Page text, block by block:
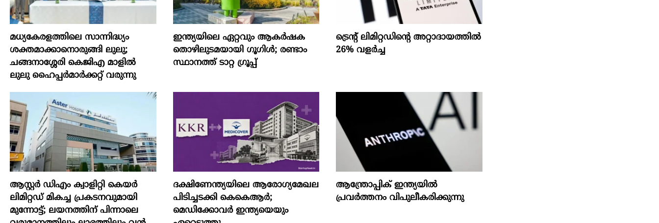
മധ്യകേരളത്തിലെ സാന്നിദ്ധ്യം
ശക്തമാക്കാനൊരുങ്ങി ലുലു;
ചങ്ങനാശ്ശേരി കെജിഎ മാളിൽ
ലുലു ഹൈപ്പർമാർക്കറ്റ് വരുന്നു
ഇന്ത്യയിലെ ഏറ്റവും ആകര്‍ഷക
തൊഴിലുടമയായി ഗൂഗിള്‍; രണ്ടാം
സ്ഥാനത്ത് ടാറ്റ ഗ്രൂപ്പ്
ട്രെന്റ് ലിമിറ്റഡിന്റെ അറ്റാദായത്തിൽ
26% വളര്‍ച്ച
ആസ്റ്റർ ഡിഎം ക്വാളിറ്റി കെയർ
ലിമിറ്റഡ് മികച്ച പ്രകടനവുമായി
മുന്നോട്ട്; ലയനത്തിന് പിന്നാലെ
ദക്ഷിണേന്ത്യയിലെ ആരോഗ്യമേഖല
പിടിച്ചടക്കി കെകെആർ;
മെഡിക്കോവർ ഇന്ത്യയെയും
ആന്ത്രോപ്പിക് ഇന്ത്യയില്‍
പ്രവര്‍ത്തനം വിപുലീകരിക്കുന്നു